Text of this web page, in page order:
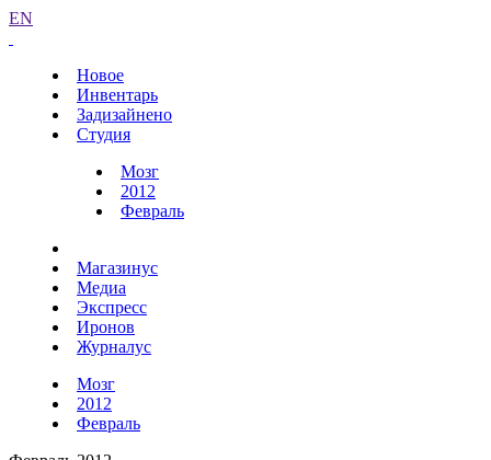
EN
Новое
Инвентарь
Задизайнено
Студия
Мозг
2012
Февраль
Магазинус
Медиа
Экспресс
Иронов
Журналус
Мозг
2012
Февраль